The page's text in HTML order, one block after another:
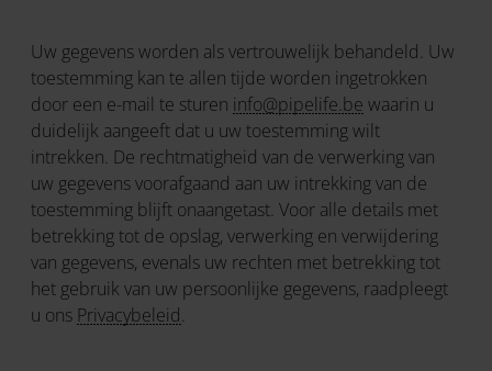
Uw gegevens worden als vertrouwelijk behandeld. Uw
toestemming kan te allen tijde worden ingetrokken
door een e-mail te sturen info@pipelife.be waarin u
duidelijk aangeeft dat u uw toestemming wilt
intrekken. De rechtmatigheid van de verwerking van
uw gegevens voorafgaand aan uw intrekking van de
toestemming blijft onaangetast. Voor alle details met
betrekking tot de opslag, verwerking en verwijdering
van gegevens, evenals uw rechten met betrekking tot
het gebruik van uw persoonlijke gegevens, raadpleegt
u ons Privacybeleid.